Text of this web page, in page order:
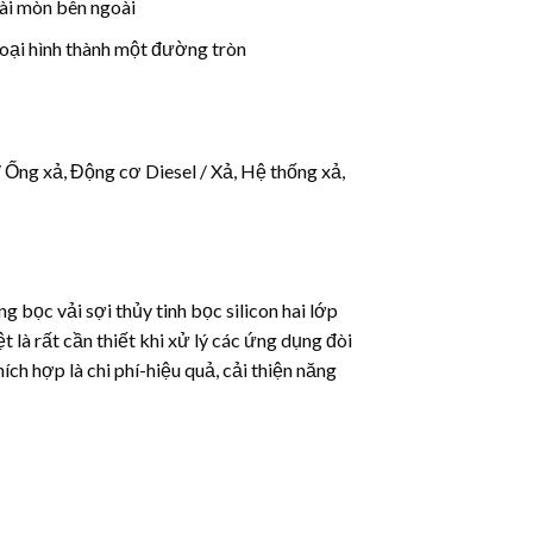
mòn bên ngoài
hình thành một đường tròn
xả, Động cơ Diesel / Xả, Hệ thống xả,
bọc vải sợi thủy tinh bọc silicon hai lớp
là rất cần thiết khi xử lý các ứng dụng đòi
hợp là chi phí-hiệu quả, cải thiện năng